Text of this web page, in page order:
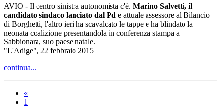
AVIO - Il centro sinistra autonomista c'è. Marino Salvetti, il
candidato sindaco lanciato dal Pd e attuale assessore al Bilancio
di Borghetti, l'altro ieri ha scavalcato le tappe e ha blindato la
neonata coalizione presentandola in conferenza stampa a
Sabbionara, suo paese natale.
"L'Adige", 22 febbraio 2015
continua...
«
1